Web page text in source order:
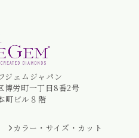
ジェムジャパン
博労町一丁目8番2号
町ビル８階
カラー・サイズ・カット